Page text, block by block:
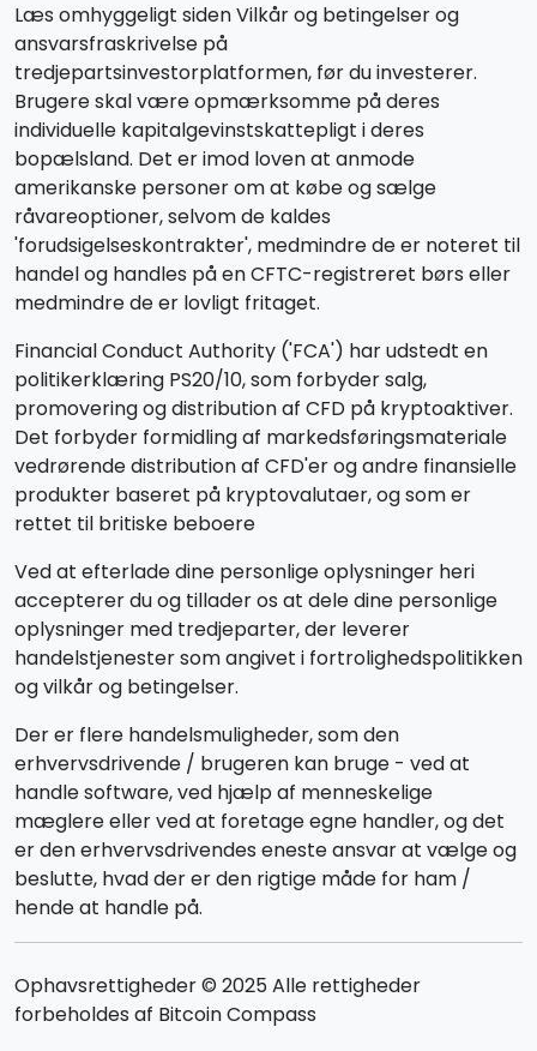
Læs omhyggeligt siden Vilkår og betingelser og
ansvarsfraskrivelse på
tredjepartsinvestorplatformen, før du investerer.
Brugere skal være opmærksomme på deres
individuelle kapitalgevinstskattepligt i deres
bopælsland. Det er imod loven at anmode
amerikanske personer om at købe og sælge
råvareoptioner, selvom de kaldes
'forudsigelseskontrakter', medmindre de er noteret til
handel og handles på en CFTC-registreret børs eller
medmindre de er lovligt fritaget.
Financial Conduct Authority ('FCA') har udstedt en
politikerklæring PS20/10, som forbyder salg,
promovering og distribution af CFD på kryptoaktiver.
Det forbyder formidling af markedsføringsmateriale
vedrørende distribution af CFD'er og andre finansielle
produkter baseret på kryptovalutaer, og som er
rettet til britiske beboere
Ved at efterlade dine personlige oplysninger heri
accepterer du og tillader os at dele dine personlige
oplysninger med tredjeparter, der leverer
handelstjenester som angivet i fortrolighedspolitikken
og vilkår og betingelser.
Der er flere handelsmuligheder, som den
erhvervsdrivende / brugeren kan bruge - ved at
handle software, ved hjælp af menneskelige
mæglere eller ved at foretage egne handler, og det
er den erhvervsdrivendes eneste ansvar at vælge og
beslutte, hvad der er den rigtige måde for ham /
hende at handle på.
Ophavsrettigheder © 2025 Alle rettigheder
forbeholdes af Bitcoin Compass